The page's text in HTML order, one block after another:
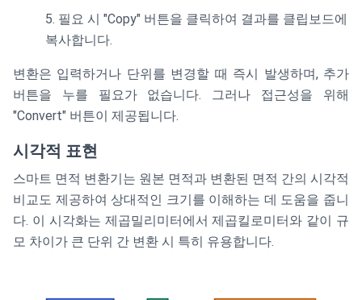
필요 시 "Copy" 버튼을 클릭하여 결과를 클립보드에
복사합니다.
변환은 입력하거나 단위를 변경할 때 즉시 발생하며, 추가
버튼을 누를 필요가 없습니다. 그러나 접근성을 위해
"Convert" 버튼이 제공됩니다.
시각적 표현
스마트 면적 변환기는 원본 면적과 변환된 면적 간의 시각적
비교도 제공하여 상대적인 크기를 이해하는 데 도움을 줍니
다. 이 시각화는 제곱밀리미터에서 제곱킬로미터와 같이 규
모 차이가 큰 단위 간 변환 시 특히 유용합니다.